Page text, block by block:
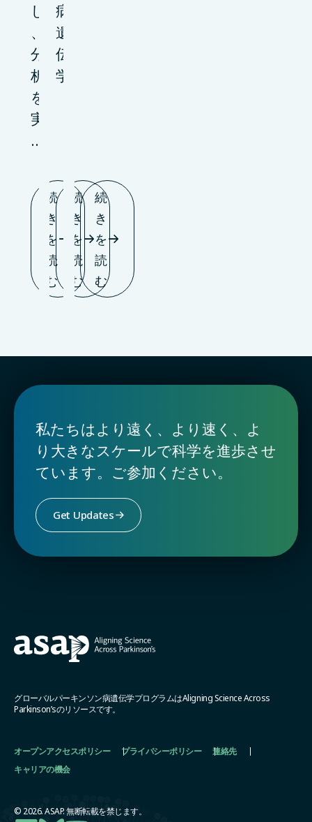
し
、
分
析
を
実
…
続
き
を
読
む
病
遺
伝
学
続
き
を
読
む
続
き
を
読
む
私たちはより遠く、より速く、よ
り大きなスケールで科学を進歩させ
ています。ご参加ください。
Get Updates
グローバルパーキンソン病遺伝学プログラムはAligning Science Across
Parkinson’sのリソースです。
オープンアクセスポリシー プライバシーポリシー
連絡先
キャリアの機会
© 2026. ASAP. 無断転載を禁じます。